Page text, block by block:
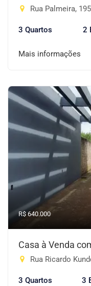
Rua Palmeira,
3 Quartos 2
Mais informações
R$ 640.000
Casa à Venda
Rua Ricardo
3 Quartos 3